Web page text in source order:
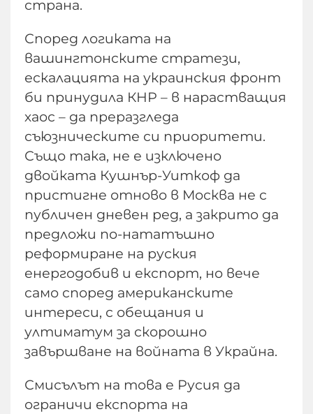
страна.
Според логиката на
вашингтонските стратези,
ескалацията на украинския фронт
би принудила КНР – в нарастващия
хаос – да преразгледа
съюзническите си приоритети.
Също така, не е изключено
двойката Кушнър-Уиткоф да
пристигне отново в Москва не с
публичен дневен ред, а закрито да
предложи по-нататъшно
реформиране на руския
енергодобив и експорт, но вече
само според американските
интереси, с обещания и
ултиматум за скорошно
завършване на войната в Украйна.
Смисълът на това е Русия да
ограничи експорта на